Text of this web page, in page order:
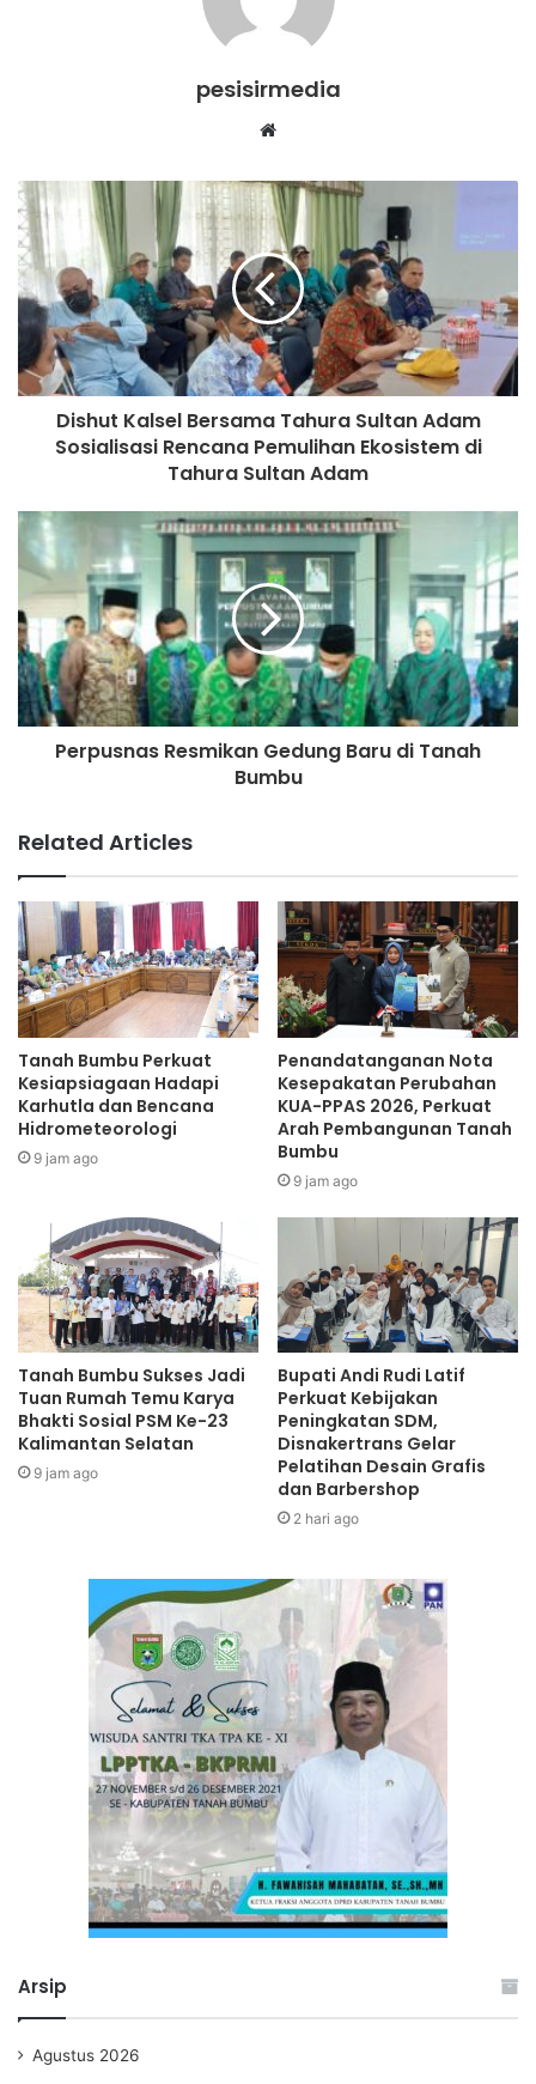
pesisirmedia
Website
Dishut Kalsel Bersama Tahura Sultan Adam
Sosialisasi Rencana Pemulihan Ekosistem di
Tahura Sultan Adam
Perpusnas Resmikan Gedung Baru di Tanah
Bumbu
Related Articles
Tanah Bumbu Perkuat
Kesiapsiagaan Hadapi
Karhutla dan Bencana
Hidrometeorologi
9 jam ago
Penandatanganan Nota
Kesepakatan Perubahan
KUA-PPAS 2026, Perkuat
Arah Pembangunan Tanah
Bumbu
9 jam ago
Tanah Bumbu Sukses Jadi
Tuan Rumah Temu Karya
Bhakti Sosial PSM Ke-23
Kalimantan Selatan
9 jam ago
Bupati Andi Rudi Latif
Perkuat Kebijakan
Peningkatan SDM,
Disnakertrans Gelar
Pelatihan Desain Grafis
dan Barbershop
2 hari ago
Arsip
Agustus 2026